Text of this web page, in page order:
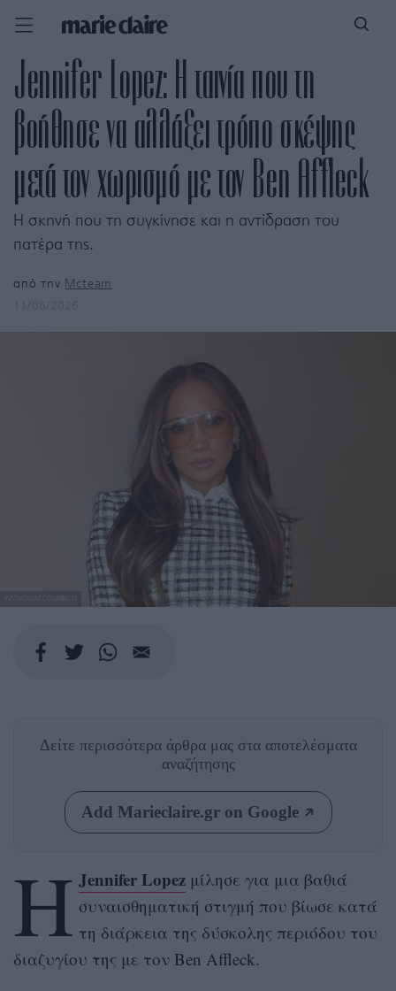
Jennifer Lopez: Η ταινία που τη
βοήθησε να αλλάξει τρόπο σκέψης
μετά τον χωρισμό με τον Ben Affleck
Η σκηνή που τη συγκίνησε και η αντίδραση του
πατέρα της.
από την Mcteam
INSTAGRAM.COM/@JLO
Δείτε περισσότερα άρθρα μας στα αποτελέσματα
αναζήτησης
Add Marieclaire.gr on Google
Η Jennifer Lopezμίλησε για μια βαθιά
συναισθηματική στιγμή που βίωσε κατά
τη διάρκεια της δύσκολης περιόδου του
διαζυγίου της με τον Ben Affleck.